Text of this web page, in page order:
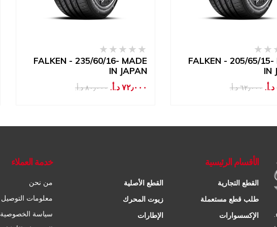
FALKEN - 235/60/16- MADE
IN JAPAN
٨٠٫٠٠٠ د.أ.‏ ٧٢٫٠٠٠ د.أ.‏
FALKEN - 205/65/15-
IN
٦٢٫٠٠٠ د.أ.‏
الأقسام الرئيسية
القطع التجارية
القطع الأصلية
طلب قطع مستعملة
زيوت المحرك
الإكسسوارات
الإطارات
خدمة العملاء
من نحن
معلومات التوصيل
سياسة الخصوصية